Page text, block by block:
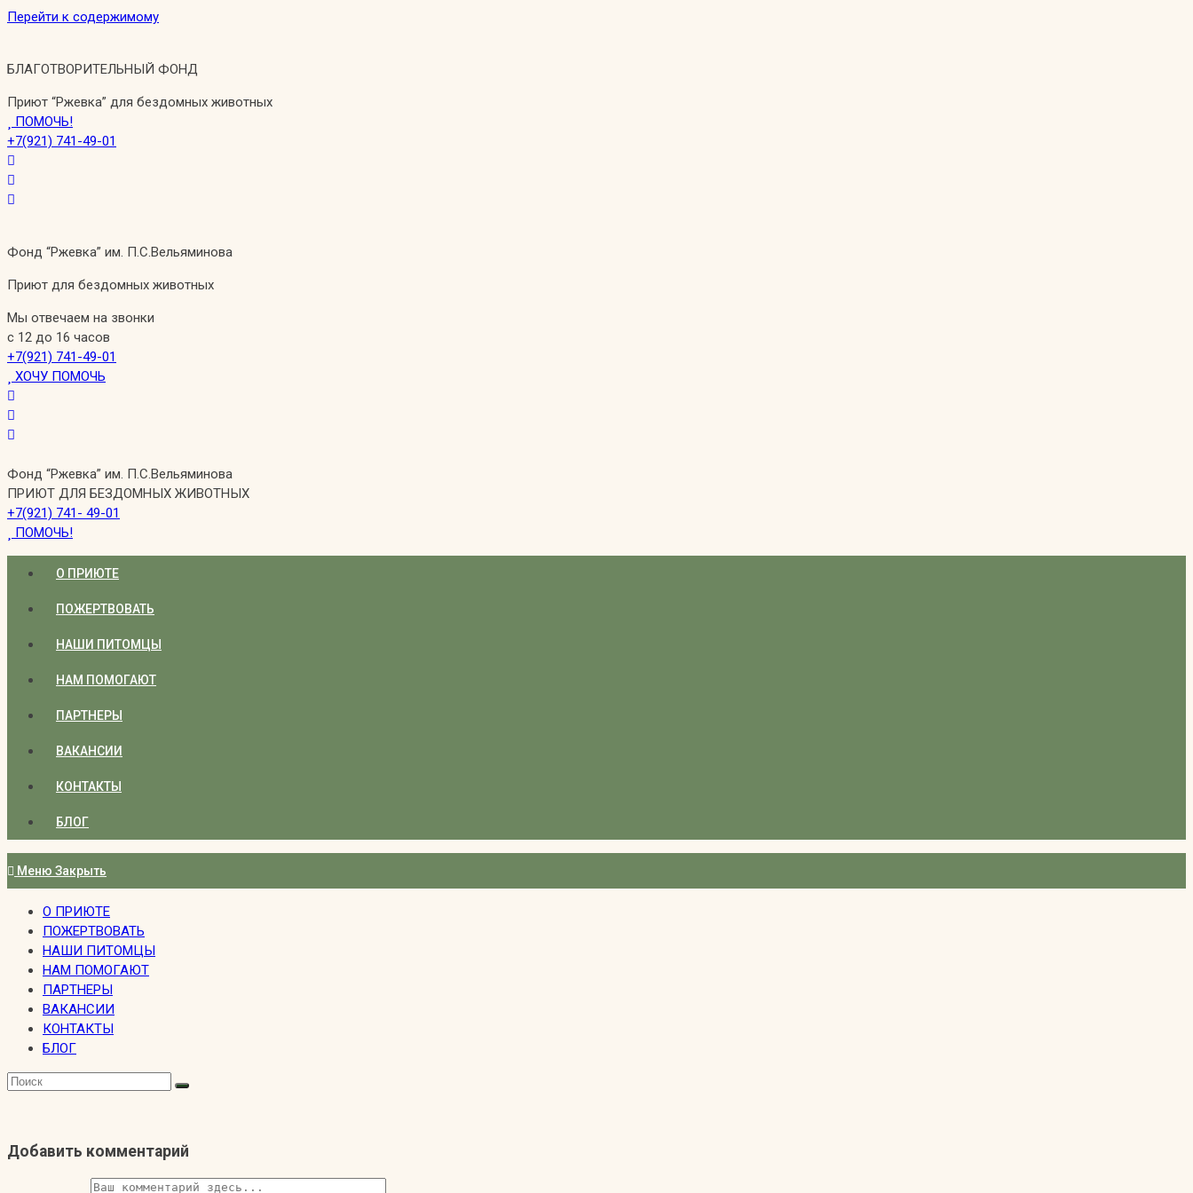
Перейти к содержимому
БЛАГОТВОРИТЕЛЬНЫЙ ФОНД
Приют “Ржевка” для бездомных животных
ПОМОЧЬ!
+7(921) 741-49-01
Фонд “Ржевка” им. П.С.Вельяминова
Приют для бездомных животных
Мы отвечаем на звонки
с 12 до 16 часов
+7(921) 741-49-01
ХОЧУ ПОМОЧЬ
Фонд “Ржевка” им. П.С.Вельяминова
ПРИЮТ ДЛЯ БЕЗДОМНЫХ ЖИВОТНЫХ
+7(921) 741- 49-01
ПОМОЧЬ!
О ПРИЮТЕ
ПОЖЕРТВОВАТЬ
НАШИ ПИТОМЦЫ
НАМ ПОМОГАЮТ
ПАРТНЕРЫ
ВАКАНСИИ
КОНТАКТЫ
БЛОГ
Меню Закрыть
О ПРИЮТЕ
ПОЖЕРТВОВАТЬ
НАШИ ПИТОМЦЫ
НАМ ПОМОГАЮТ
ПАРТНЕРЫ
ВАКАНСИИ
КОНТАКТЫ
БЛОГ
Добавить комментарий